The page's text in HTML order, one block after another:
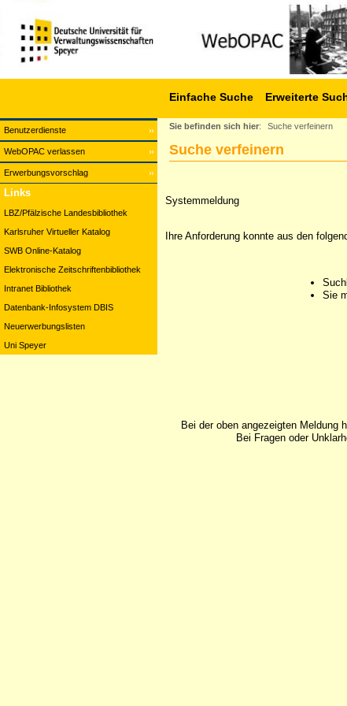
Benutzerdienste
WebOPAC verlassen
Erwerbungsvorschlag
Einfache Suche Erweiterte
Links
LBZ/Pfälzische Landesbibliothek
Karlsruher Virtueller Katalog
SWB Online-Katalog
Elektronische Zeitschriftenbibliothek
Intranet Bibliothek
Datenbank-Infosystem DBIS
Neuerwerbungslisten
Uni Speyer
Sie befinden sich hier: Suche verfeinern
Suche verfeinern
Systemmeldung
Ihre Anforderung konnte aus den
Sie
Bei der oben angezeigten Meldung
Bei Fragen oder